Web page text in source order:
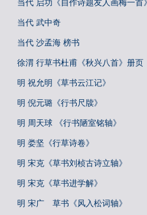
当代 启功《自作诗题友人画梅一首》
当代 武中奇
当代 沙孟海 榜书
徐渭 行草书杜甫《秋兴八首》册页
明 祝允明《草书云江记》
明 倪元璐《行书尺牍》
明 周天球 《行书陋室铭轴》
明 娄坚《行草诗卷》
明 宋克《草书刘桢古诗立轴》
明 宋克《草书进学解》
明 宋广 草书《风入松词轴》